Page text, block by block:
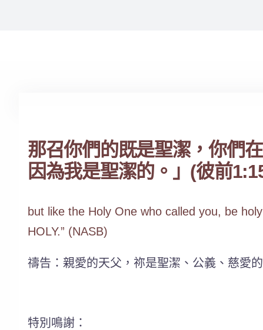
那召你們的既是聖潔，你們
因為我是聖潔的。」(彼前
but like the Holy One who called you, be
HOLY.” (NASB)
禱告：親愛的天父，祢是聖潔、公義、慈愛
特別鳴謝：